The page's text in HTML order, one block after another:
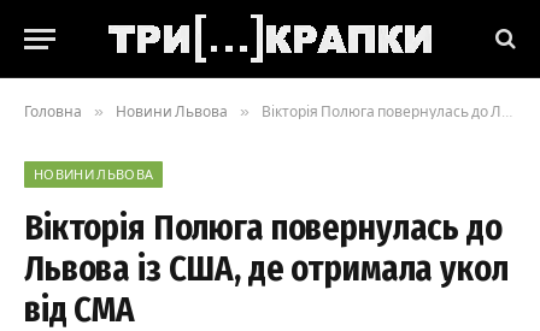
Головна » Новини Львова » Вікторія Полюга повернулась до Львова із США, де отримала укол від СМА
НОВИНИ ЛЬВОВА
Вікторія Полюга повернулась до
Львова із США, де отримала укол
від СМА